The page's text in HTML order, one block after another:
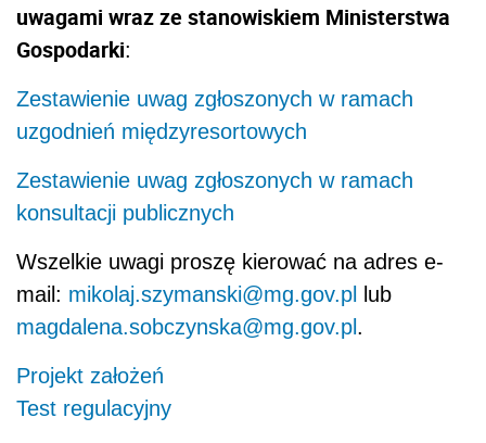
uwagami wraz ze stanowiskiem Ministerstwa
Gospodarki:
Zestawienie uwag zgłoszonych w ramach
uzgodnień międzyresortowych
Zestawienie uwag zgłoszonych w ramach
konsultacji publicznych
Wszelkie uwagi proszę kierować na adres e-
mail: mikolaj.szymanski@mg.gov.pl lub
magdalena.sobczynska@mg.gov.pl.
Projekt założeń
Test regulacyjny